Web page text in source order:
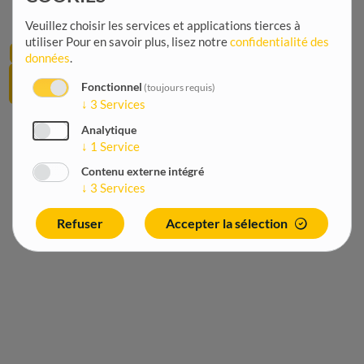
d'Ariane
Accueil
12
juin
2026
Agriculture
aquaculture
Veuillez choisir les services et applications tierces à
utiliser Pour en savoir plus, lisez notreconfidentialité des
données.
Fonctionnel (toujours requis)
↓ 3 Services
Analytique
↓ 1 Service
Contenu externe intégré
↓ 3 Services
Refuser Accepter la sélection